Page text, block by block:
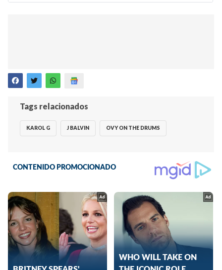
Tags relacionados
KAROL G J BALVIN OVY ON THE DRUMS